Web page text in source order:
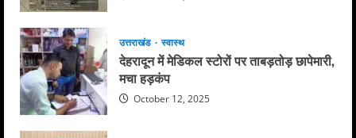
उत्तराखंड स्वास्थ
देहरादून में मेडिकल स्टोरों पर ताबड़तोड़ छापेमारी,
मचा हड़कंप
October 12, 2025